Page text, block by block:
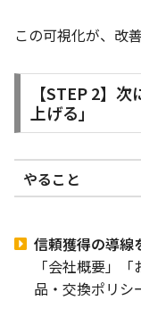
この可視化が、改
【STEP 2】
上げる」
やること
信頼獲得の導線
「会社概要」
品・交換ポリシ